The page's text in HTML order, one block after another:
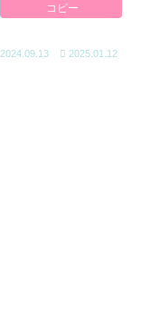
コピー
2024.09.13 2025.01.12